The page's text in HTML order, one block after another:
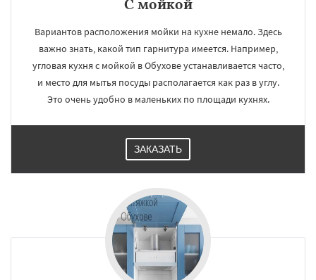
С мойкой
Вариантов расположения мойки на кухне немало. Здесь
важно знать, какой тип гарнитура имеется. Например,
угловая кухня с мойкой в Обухове устанавливается часто,
и место для мытья посуды располагается как раз в углу.
Это очень удобно в маленьких по площади кухнях.
ЗАКАЗАТЬ